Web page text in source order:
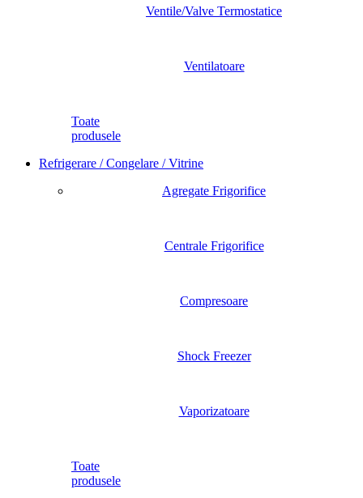
Ventile/Valve Termostatice
Ventilatoare
Toate
produsele
Refrigerare / Congelare / Vitrine
Agregate Frigorifice
Centrale Frigorifice
Compresoare
Shock Freezer
Vaporizatoare
Toate
produsele